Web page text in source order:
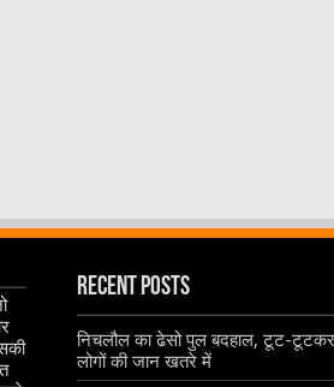
Recent Posts
निचलौल का ढेसो पुल बदहाल, टूट-टूटकर
लोगों की जान खतरे में